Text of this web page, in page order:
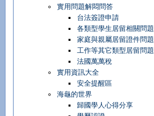
實用問題解悶問答
台法簽證申請
各類型學生居留相關問題
家庭與親屬居留證件問題
工作等其它類型居留問題
法國萬萬稅
實用資訊大全
安全提醒區
海龜的世界
歸國學人心得分享